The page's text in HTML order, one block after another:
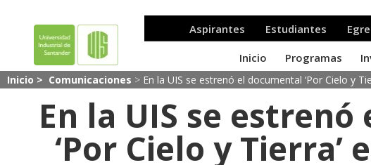
Inicio > Comunicaciones > En la UIS se estrenó el documental ‘Por Cielo y
En la UIS se
‘Por Cielo y Tierra’